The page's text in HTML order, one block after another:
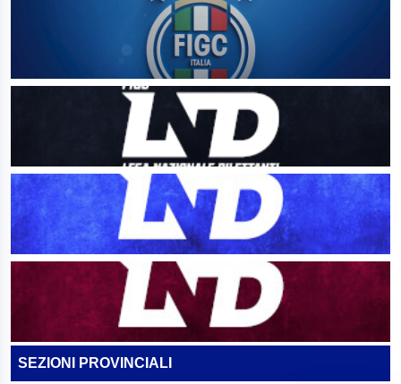
SEZIONI PROVINCIALI